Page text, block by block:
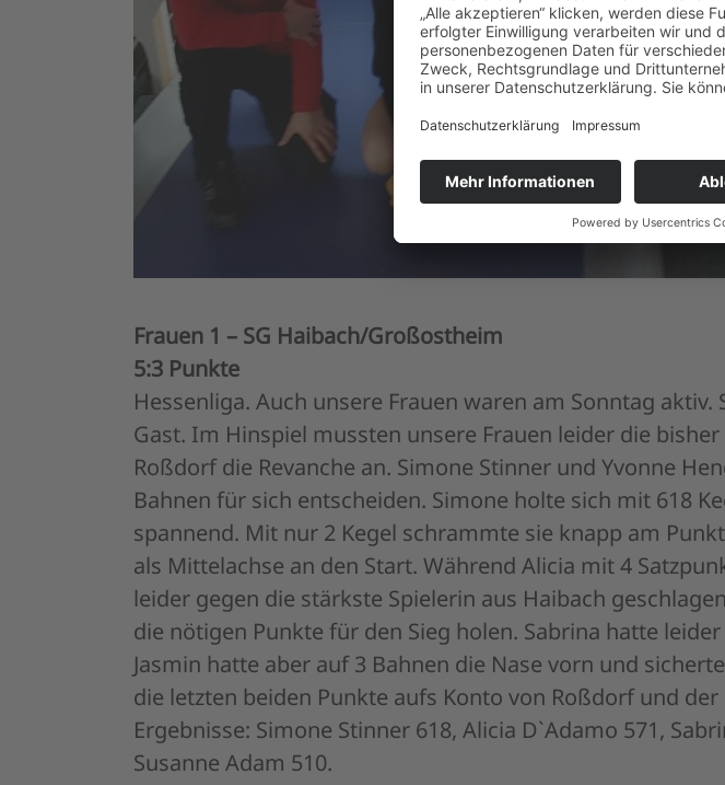
Frauen 1 – SG Haibach/Großostheim
5:3 Punkte
Hessenliga. Auch unsere Frauen waren am Sonntag
Gast. Im Hinspiel mussten unsere Frauen leider die
Roßdorf die Revanche an. Simone Stinner und Yvonne
Bahnen für sich entscheiden. Simone holte sich mit 618
spannend. Mit nur 2 Kegel schrammte sie knapp am
als Mittelachse an den Start. Während Alicia mit 4
leider gegen die stärkste Spielerin aus Haibach
die nötigen Punkte für den Sieg holen. Sabrina hatte
Jasmin hatte aber auf 3 Bahnen die Nase vorn und
die letzten beiden Punkte aufs Konto von Roßdorf und
Ergebnisse: Simone Stinner 618, Alicia D`Adamo 571,
Susanne Adam 510.